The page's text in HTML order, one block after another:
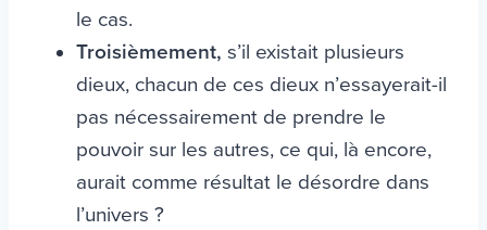
le cas.
Troisièmement, s’il existait plusieurs
dieux, chacun de ces dieux n’essayerait-il
pas nécessairement de prendre le
pouvoir sur les autres, ce qui, là encore,
aurait comme résultat le désordre dans
l’univers ?